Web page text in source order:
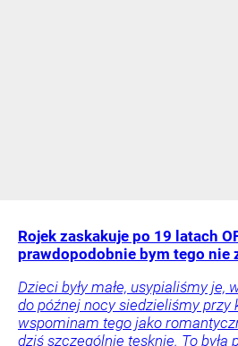
Rojek zaskakuje po 19 latach
prawdopodobnie bym tego nie
Dzieci były małe, usypialiśmy je,
do późnej nocy siedzieliśmy przy
wspominam tego jako
dziś szczególnie tęsknię. To była